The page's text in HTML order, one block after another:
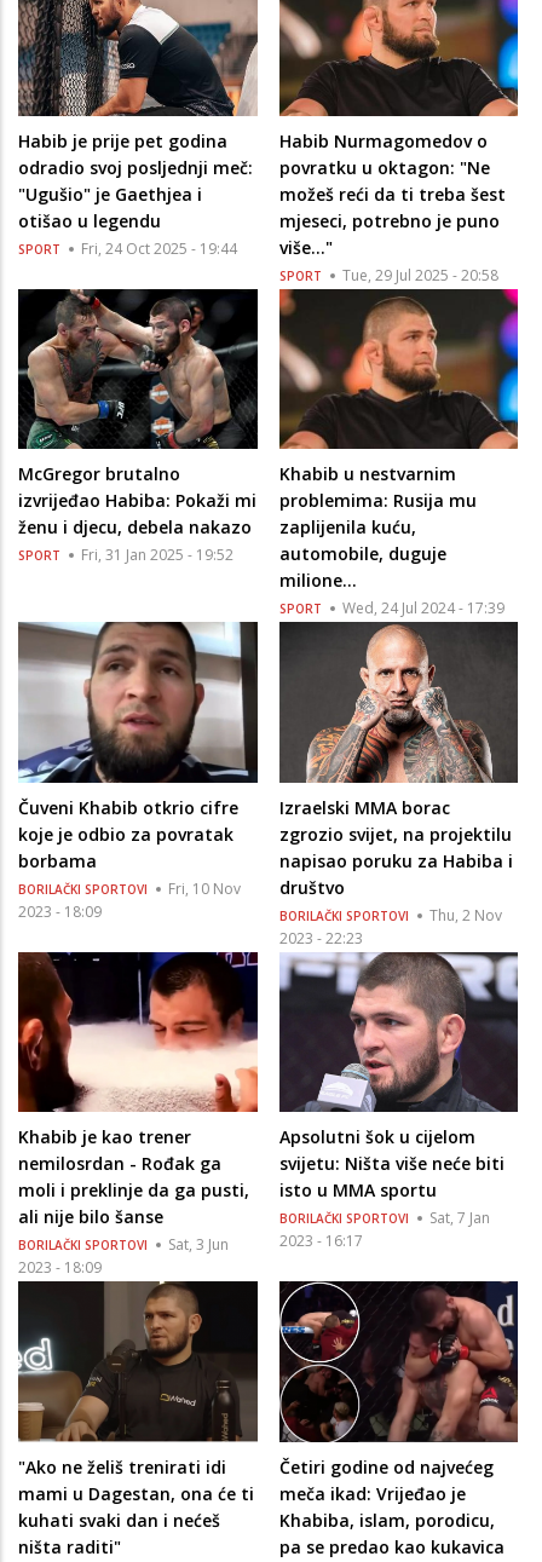
Habib je prije pet godina
odradio svoj posljednji meč:
"Ugušio" je Gaethjea i
otišao u legendu
SPORT Fri, 24 Oct 2025 - 19:44
Habib Nurmagomedov o
povratku u oktagon: "Ne
možeš reći da ti treba šest
mjeseci, potrebno je puno
više..."
SPORT Tue, 29 Jul 2025 - 20:58
McGregor brutalno
izvrijeđao Habiba: Pokaži mi
ženu i djecu, debela nakazo
SPORT Fri, 31 Jan 2025 - 19:52
Khabib u nestvarnim
problemima: Rusija mu
zaplijenila kuću,
automobile, duguje
milione…
SPORT Wed, 24 Jul 2024 - 17:39
Čuveni Khabib otkrio cifre
koje je odbio za povratak
borbama
BORILAČKI SPORTOVI
Fri, 10 Nov
2023 - 18:09
Izraelski MMA borac
zgrozio svijet, na projektilu
napisao poruku za Habiba i
društvo
BORILAČKI SPORTOVI
Thu, 2 Nov
2023 - 22:23
Khabib je kao trener
nemilosrdan - Rođak ga
moli i preklinje da ga pusti,
ali nije bilo šanse
BORILAČKI SPORTOVI
Sat, 3 Jun
2023 - 18:09
Apsolutni šok u cijelom
svijetu: Ništa više neće biti
isto u MMA sportu
BORILAČKI SPORTOVI
Sat, 7 Jan
2023 - 16:17
"Ako ne želiš trenirati idi
mami u Dagestan, ona će ti
kuhati svaki dan i nećeš
ništa raditi"
Četiri godine od najvećeg
meča ikad: Vrijeđao je
Khabiba, islam, porodicu,
pa se predao kao kukavica